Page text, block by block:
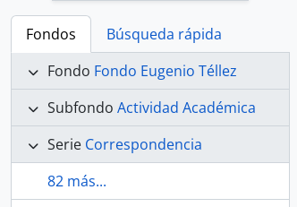
Fondos
Búsqueda rápida
Fondo Fondo Eugenio Téllez
Subfondo Actividad Académica
Serie Correspondencia
82 más...